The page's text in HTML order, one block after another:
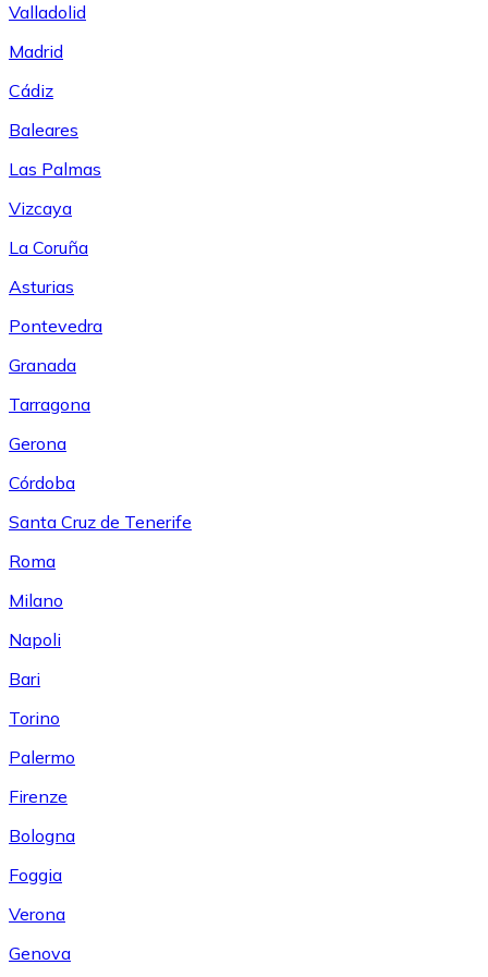
Valladolid
Madrid
Cádiz
Baleares
Las Palmas
Vizcaya
La Coruña
Asturias
Pontevedra
Granada
Tarragona
Gerona
Córdoba
Santa Cruz de Tenerife
Roma
Milano
Napoli
Bari
Torino
Palermo
Firenze
Bologna
Foggia
Verona
Genova